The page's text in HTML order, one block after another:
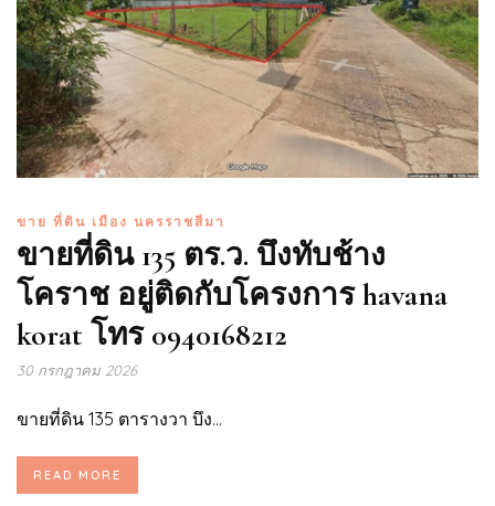
ขาย ที่ดิน เมือง นครราชสีมา
ขายที่ดิน 135 ตร.ว. บึงทับช้าง
โคราช อยู่ติดกับโครงการ havana
korat โทร 0940168212
30 กรกฎาคม 2026
ขายที่ดิน 135 ตารางวา บึง...
READ MORE